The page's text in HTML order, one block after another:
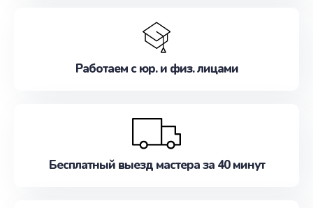
Работаем с юр. и физ. лицами
Бесплатный выезд мастера за 40 минут